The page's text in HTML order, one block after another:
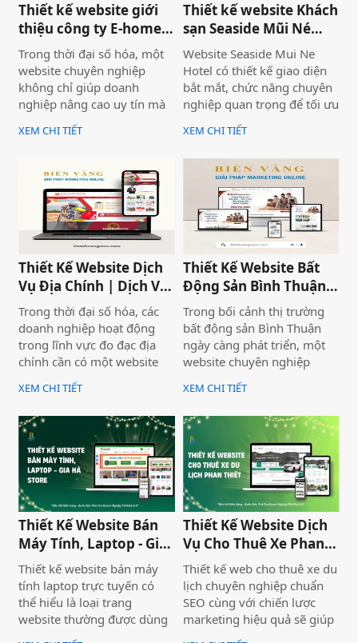
Thiết kế website giới
thiệu công ty E-home
Bình Thuận
Trong thời đại số hóa, một
website chuyên nghiệp
không chỉ giúp doanh
nghiệp nâng cao uy tín mà
còn là công cụ tiếp cận
khách hàng hiệu quả. Dịch
thiệu công ty mang đến giải
pháp tối ưu, giúp doanh
nghiệp thể hiện thương
hiệu một cách ấn tượng và
chuyên nghiệp trên môi
XEM CHI TIẾT
Thiết kế website Khách
sạn Seaside Mũi Né
chuyên nghiệp
Website Seaside Mui Ne
Hotel có thiết kế giao diện
bắt mắt, chức năng chuyên
nghiệp quan trọng để tối ưu
trải nghiệm người dùng và
hỗ trợ hoạt động kinh
doanh hiệu quả.Một
website chuyên nghiệp
không chỉ giúp bạn tiếp cận
nhiều khách hàng hơn mà
còn nâng cao uy tín thương
hiệu, tạo lợi thế cạnh tranh
trên thị trường.
XEM CHI TIẾT
Thiết Kế Website Dịch
Vụ Địa Chính | Dịch Vụ
Địa Chính Toàn Quốc
Trong thời đại số hóa, các
doanh nghiệp hoạt động
trong lĩnh vực đo đạc địa
chính cần có một website
chuyên nghiệp để nâng cao
uy tín và thu hút khách
hàng. Thiết Kế Website Biển
Vàng cung cấp giải pháp
thiết kế website đo đạc địa
chính với giao diện hiện đại,
chuẩn SEO và đầy đủ chức
năng phục vụ doanh
nghiệp.
XEM CHI TIẾT
Thiết Kế Website Bất
Động Sản Bình Thuận
Land
Trong bối cảnh thị trường
bất động sản Bình Thuận
ngày càng phát triển, một
website chuyên nghiệp
không chỉ giúp doanh
nghiệp nâng cao thương
hiệu mà còn thu hút khách
hàng tiềm năng. Thiết Kế
Website Biển Vàng mang
đến giải pháp tối ưu cho
Bình Thuận Land, giúp
doanh nghiệp tiếp cận
khách hàng nhanh chóng,
chuyên nghiệp và hiệu quả.
XEM CHI TIẾT
Thiết Kế Website Bán
Máy Tính, Laptop - Gia
Hà Store
Thiết kế website bán máy
tính laptop trực tuyến có
thể hiểu là loại trang
website thường được dùng
để trưng bày và bán các sản
Thiết Kế Website Dịch
Vụ Cho Thuê Xe Phan
Thiết
Thiết kế web cho thuê xe du
lịch chuyên nghiệp chuẩn
SEO cùng với chiến lược
marketing hiệu quả sẽ giúp
doanh nghiệp của bạn gia